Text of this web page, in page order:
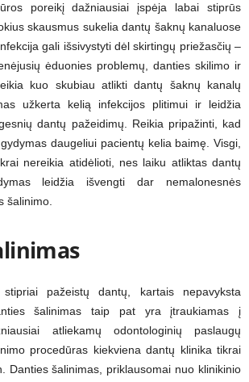
poreikį dažniausiai įspėja labai stiprūs
skausmus sukelia dantų šaknų kanaluose
gali išsivystyti dėl skirtingų priežasčių –
ėduonies problemų, danties skilimo ir
kuo skubiau atlikti dantų šaknų kanalų
užkerta kelią infekcijos plitimui ir leidžia
dantų pažeidimų. Reikia pripažinti, kad
daugeliui pacientų kelia baimę. Visgi,
nereikia atidėlioti, nes laiku atliktas dantų
leidžia išvengti dar nemalonesnės
šalinimo.
pažeistų dantų, kartais nepavyksta
šalinimas taip pat yra įtraukiamas į
atliekamų odontologinių paslaugų
procedūras kiekviena dantų klinika tikrai
Danties šalinimas, priklausomai nuo klinikinio